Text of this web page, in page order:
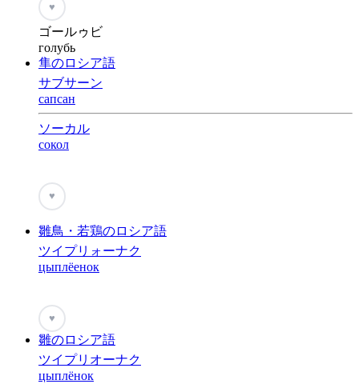
♥
ゴールゥビ
голубь
隼のロシア語
サブサーン
сапсан
ソーカル
сокол
♥
雛鳥・若鶏のロシア語
ツイプリォーナク
цыплёенок
♥
雛のロシア語
ツイプリオーナク
цыплёнок